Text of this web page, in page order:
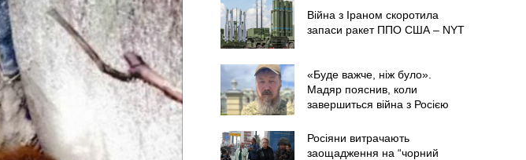
Війна з Іраном скоротила
запаси ракет ППО США – NYT
«Буде важче, ніж було».
Мадяр пояснив, коли
завершиться війна з Росією
Росіяни витрачають
заощадження на “чорний